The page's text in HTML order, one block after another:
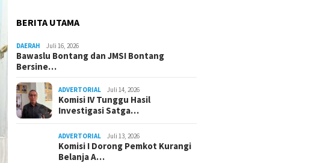
BERITA UTAMA
DAERAH Juli 16, 2026
Bawaslu Bontang dan JMSI Bontang
Bersine…
ADVERTORIAL Juli 14, 2026
Komisi IV Tunggu Hasil
Investigasi Satga…
ADVERTORIAL Juli 13, 2026
Komisi I Dorong Pemkot Kurangi
Belanja A…